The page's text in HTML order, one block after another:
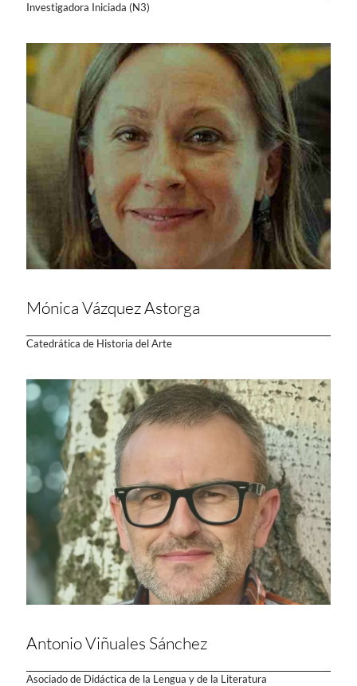
Investigadora Iniciada (N3)
Mónica Vázquez Astorga
Catedrática de Historia del Arte
Antonio Viñuales Sánchez
Asociado de Didáctica de la Lengua y de la Literatura